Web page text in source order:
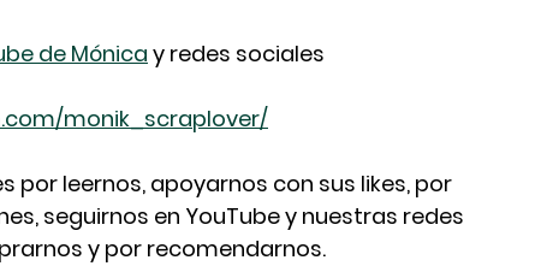
de Mónica y redes sociales
monik_scraplover/
por leernos, apoyarnos con sus likes, por
seguirnos en YouTube y nuestras redes
y por recomendarnos.